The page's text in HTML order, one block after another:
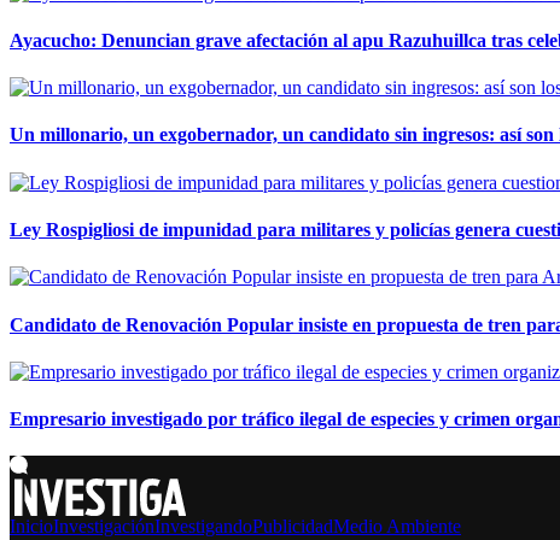
Ayacucho: Denuncian grave afectación al apu Razuhuillca tras
Un millonario, un exgobernador, un candidato sin ingresos: así
Ley Rospigliosi de impunidad para militares y policías genera
Candidato de Renovación Popular insiste en propuesta de tren
Empresario investigado por tráfico ilegal de especies y crimen
InicioInvestigaciónInvestigandoPublicidadMedio Ambiente